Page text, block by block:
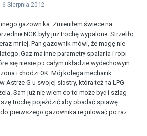
6 Sierpnia 2012
gazownika. Zmieniłem świece na
NGK były już trochę wypalone. Strzeliło
mniej. Pan gazownik mówi, że mogę nie
Gaz ma inne parametry spalania i robi
się niesie po całym układzie wydechowym.
i chodzi OK. Mój kolega mechanik
Astrze G u swojej siostry, która też na LPG
Sam już nie wiem co to może być i szlag
trochę pojeździć aby obadać sprawę
pierwszego gazownika regulować po raz